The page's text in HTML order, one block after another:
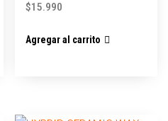
$15.990
Agregar al carrito